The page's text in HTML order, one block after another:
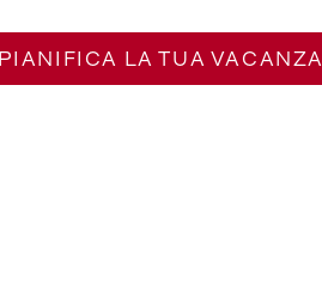
PIANIFICA LA TUA VACANZA